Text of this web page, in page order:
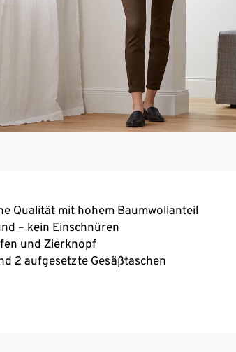
Qualität mit hohem Baumwollanteil
– kein Einschnüren
und Zierknopf
2 aufgesetzte Gesäßtaschen
perfekter Sitz, hoher Tragekomfort